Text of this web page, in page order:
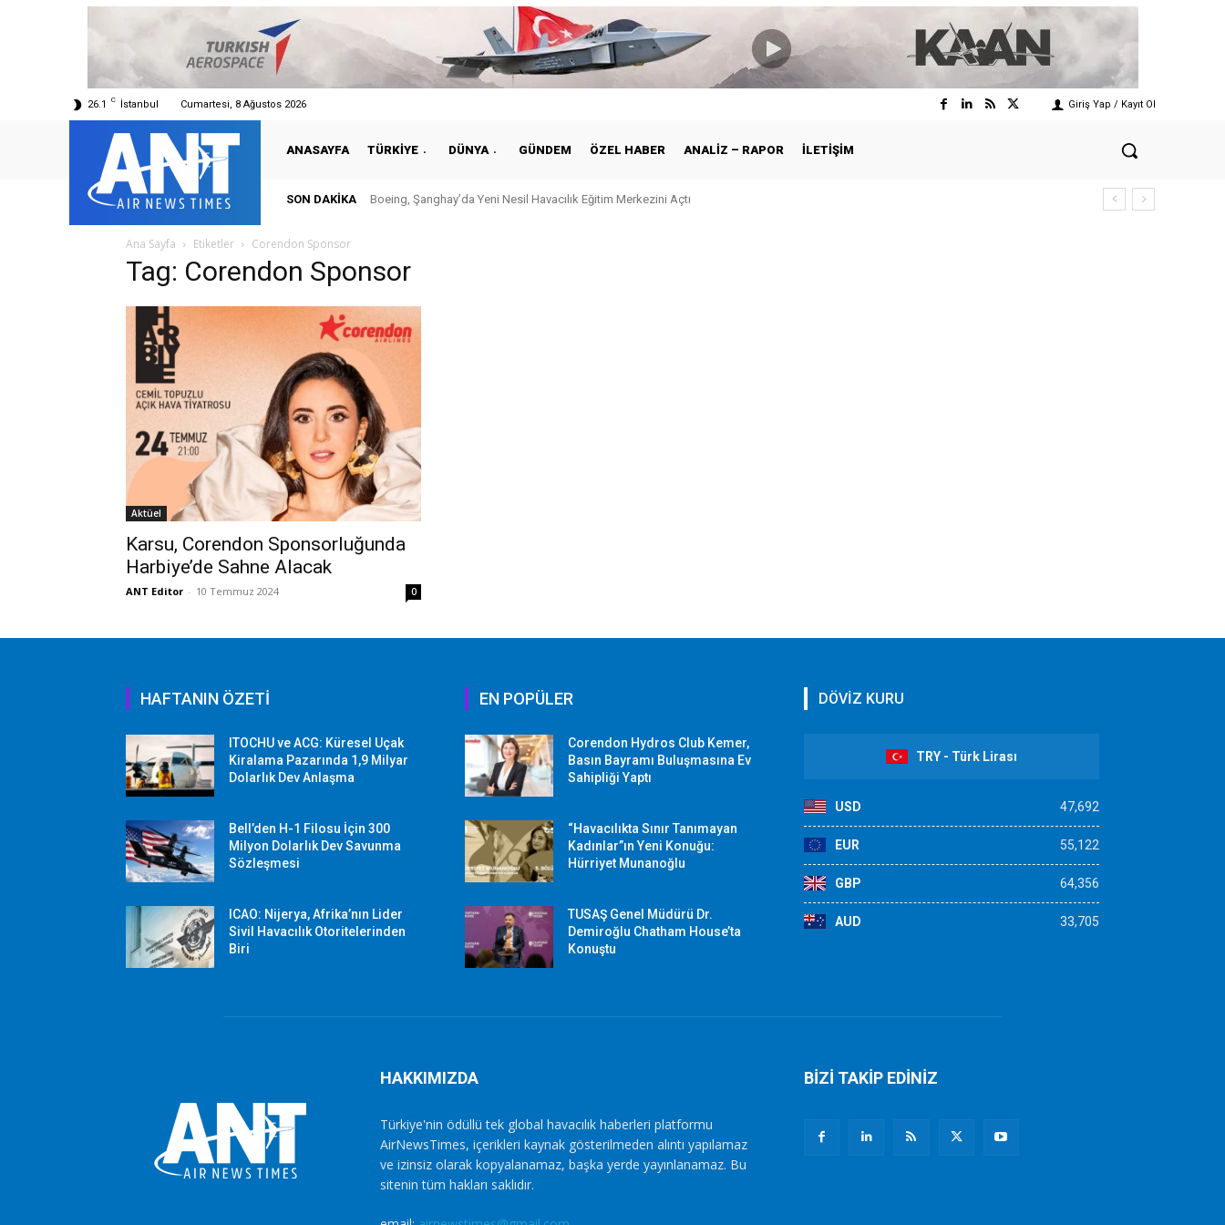
26.1 C İstanbul Cumartesi, 8 Ağustos 2026 Giriş Yap / Kayıt Ol
ANASAYFA TÜRKIYE DÜNYA GÜNDEM ÖZEL HABER ANALIZ – RAPOR İLETIŞIM
SON DAKIKA Boeing, Şanghay’da Yeni Nesil Havacılık Eğitim Merkezini Açtı
Ana Sayfa Etiketler Corendon Sponsor
Tag: Corendon Sponsor
Aktüel
Karsu, Corendon Sponsorluğunda
Harbiye’de Sahne Alacak
ANT Editor - 10 Temmuz 2024 0
HAFTANIN ÖZETİ
ITOCHU ve ACG: Küresel Uçak
Kiralama Pazarında 1,9 Milyar
Dolarlık Dev Anlaşma
Bell’den H-1 Filosu İçin 300
Milyon Dolarlık Dev Savunma
Sözleşmesi
ICAO: Nijerya, Afrika’nın Lider
Sivil Havacılık Otoritelerinden
Biri
EN POPÜLER
Corendon Hydros Club Kemer,
Basın Bayramı Buluşmasına Ev
Sahipliği Yaptı
“Havacılıkta Sınır Tanımayan
Kadınlar”ın Yeni Konuğu:
Hürriyet Munanoğlu
TUSAŞ Genel Müdürü Dr.
Demiroğlu Chatham House’ta
Konuştu
DÖVİZ KURU
TRY - Türk Lirası
USD 47,692
EUR 55,122
GBP 64,356
AUD 33,705
HAKKIMIZDA
Türkiye'nin ödüllü tek global havacılık haberleri platformu
AirNewsTimes, içerikleri kaynak gösterilmeden alıntı yapılamaz
ve izinsiz olarak kopyalanamaz, başka yerde yayınlanamaz. Bu
sitenin tüm hakları saklıdır.
BİZİ TAKİP EDİNİZ